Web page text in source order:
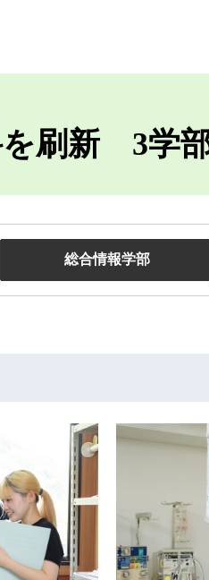
を刷新 3学
総合情報学部